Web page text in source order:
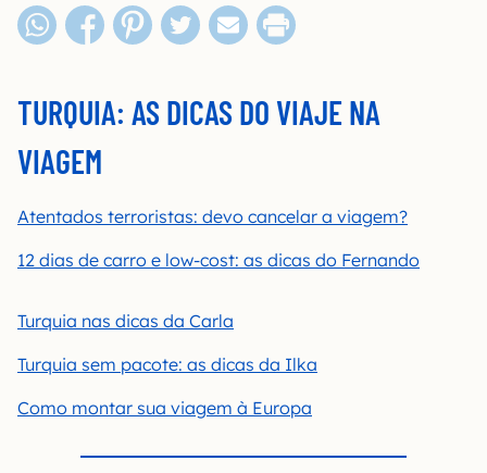
TURQUIA: AS DICAS DO VIAJE NA
VIAGEM
Atentados terroristas: devo cancelar a viagem?
12 dias de carro e low-cost: as dicas do Fernando
Turquia nas dicas da Carla
Turquia sem pacote: as dicas da Ilka
Como montar sua viagem à Europa